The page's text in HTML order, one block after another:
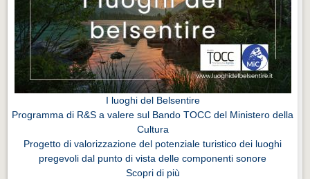
I luoghi del Belsentire
Programma di R&S a valere sul Bando TOCC del Ministero della
Cultura
Progetto di valorizzazione del potenziale turistico dei luoghi
pregevoli dal punto di vista delle componenti sonore
Scopri di più